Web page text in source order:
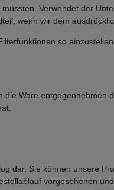
Verwendet der
wenn wir dem
so
Ware entgegennehmen
dar. Sie können unsere
vorgesehenen